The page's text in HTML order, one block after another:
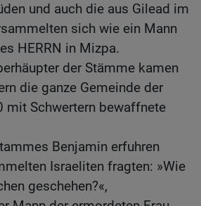
und auch die aus Gilead im
sich wie ein Mann
HERRN in Mizpa.
der Stämme kamen
die ganze Gemeinde der
mit Schwertern bewaffnete
Benjamin erfuhren
Israeliten fragten: »Wie
geschehen?«,